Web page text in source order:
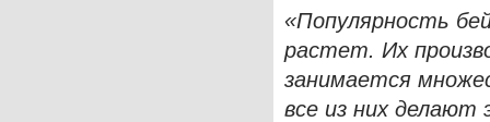
«Популярность
растет. Их
занимается
все из них делают